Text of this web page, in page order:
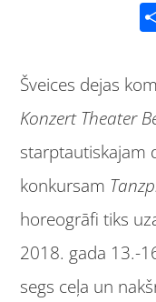
Šveices dejas
Konzert Theater
starptautiskajam
konkursam
horeogrāfi tiks
2018. gada 13.-
segs ceļa un